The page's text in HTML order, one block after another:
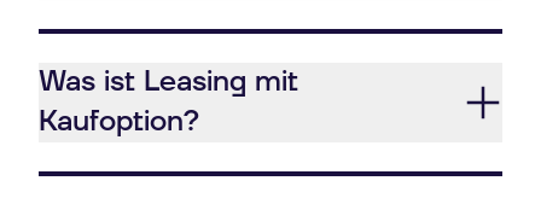
Was ist Leasing mit
Kaufoption?